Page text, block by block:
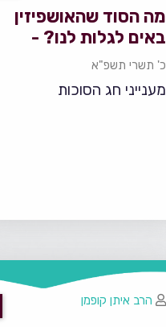
מה הסוד שהאושפיזין
באים לגלות לנו? -
הושענא רבה התשפ"א
כ' תשרי תשפ"א
מענייני חג הסוכות
הרב איתן קופמן